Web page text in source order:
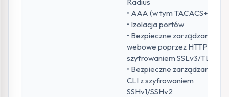
• AAA (w tym TACACS+)
• Izolacja portów
• Bezpieczne zarządzanie
webowe poprzez HTTPS z
szyfrowaniem SSLv3/TLS 1.2
• Bezpieczne zarządzanie
CLI z szyfrowaniem
SSHv1/SSHv2